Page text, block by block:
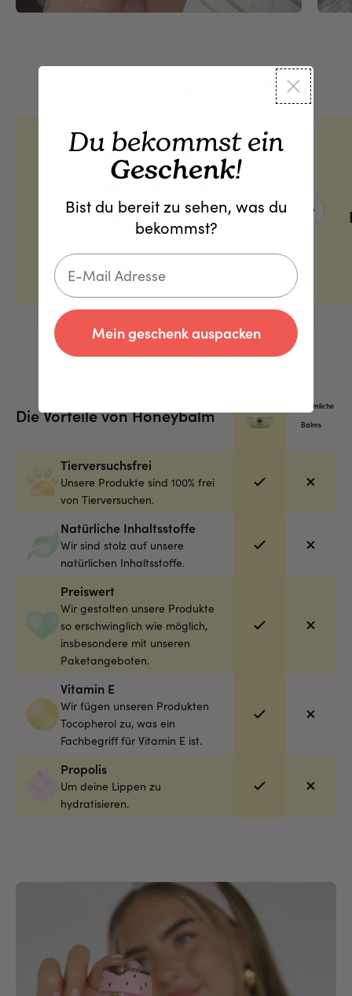
lügen nicht
98%
Lippenschutz 🔒
Die Vorteile von Honeybalm
herkömmliche
Balms
Tierversuchsfrei
Unsere Produkte sind 100% frei
von Tierversuchen.
Natürliche Inhaltsstoffe
Wir sind stolz auf unsere
natürlichen Inhaltsstoffe.
Preiswert
Wir gestalten unsere Produkte
so erschwinglich wie möglich,
insbesondere mit unseren
Paketangeboten.
Vitamin E
Wir fügen unseren Produkten
Tocopherol zu, was ein
Fachbegriff für Vitamin E ist.
Propolis
Um deine Lippen zu
hydratisieren.
Du bekommst ein
Geschenk!
Bist du bereit zu sehen, was du
bekommst?
Mein geschenk auspacken